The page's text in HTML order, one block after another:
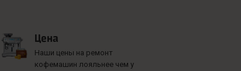
Цена
Наши цены на ремонт
кофемашин лояльнее чем у